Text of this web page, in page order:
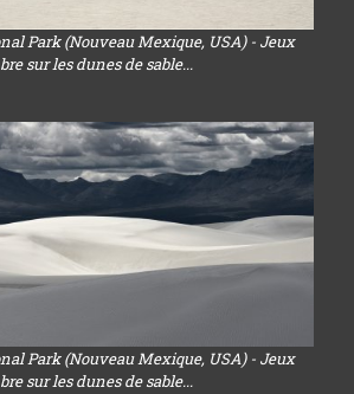
Park (Nouveau Mexique, USA) - Jeux
sur les dunes de sable...
Park (Nouveau Mexique, USA) - Jeux
sur les dunes de sable...